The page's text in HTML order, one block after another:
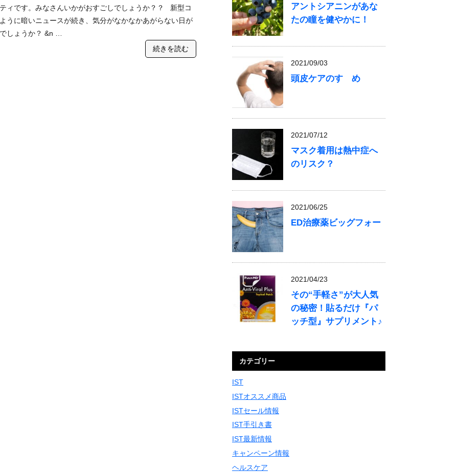
ィです。みなさんいかがおすごしでしょうか？？ 新型コ
うに暗いニュースが続き、気分がなかなかあがらない日が
しょうか？ &n …
続きを読む
アントシアニンがあな
たの瞳を健やかに！
2021/09/03
頭皮ケアのすゝめ
2021/07/12
マスク着用は熱中症へ
のリスク？
2021/06/25
ED治療薬ビッグフォー
2021/04/23
その“手軽さ”が大人気
の秘密！貼るだけ『パ
ッチ型』サプリメント♪
カテゴリー
IST
ISTオススメ商品
ISTセール情報
IST手引き書
IST最新情報
キャンペーン情報
ヘルスケア